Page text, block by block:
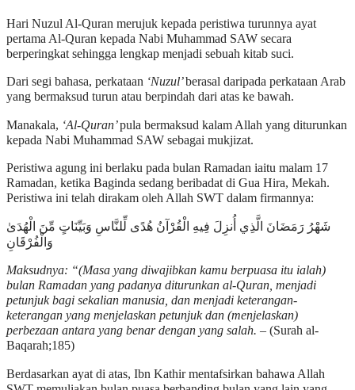
Hari Nuzul Al-Quran merujuk kepada peristiwa turunnya ayat
pertama Al-Quran kepada Nabi Muhammad SAW secara
berperingkat sehingga lengkap menjadi sebuah kitab suci.
Dari segi bahasa, perkataan ‘Nuzul’berasal daripada perkataan Arab
yang bermaksud turun atau berpindah dari atas ke bawah.
Manakala, ‘Al-Quran’pula bermaksud kalam Allah yang diturunkan
kepada Nabi Muhammad SAW sebagai mukjizat.
Peristiwa agung ini berlaku pada bulan Ramadan iaitu malam 17
Ramadan, ketika Baginda sedang beribadat di Gua Hira, Mekah.
Peristiwa ini telah dirakam oleh Allah SWT dalam firmannya:
شَهْرُ رَمَضَانَ الَّذِي أُنزِلَ فِيهِ الْقُرْآنُ هُدًى لِّلنَّاسِ وَبَيِّنَاتٍ مِّنَ الْهُدَىٰ
وَالْفُرْقَانِ
Maksudnya: “(Masa yang diwajibkan kamu berpuasa itu ialah)
bulan Ramadan yang padanya diturunkan al-Quran, menjadi
petunjuk bagi sekalian manusia, dan menjadi keterangan-
keterangan yang menjelaskan petunjuk dan (menjelaskan)
perbezaan antara yang benar dengan yang salah. – (Surah al-
Baqarah;185)
Berdasarkan ayat di atas, Ibn Kathir mentafsirkan bahawa Allah